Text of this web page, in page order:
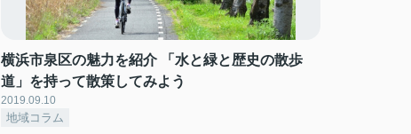
横浜市泉区の魅力を紹介 「水と緑と歴史の散歩
道」を持って散策してみよう
2019.09.10
地域コラム